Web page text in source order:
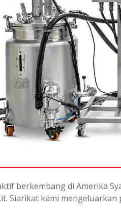
berkembang di Amerika
Siarikat kami